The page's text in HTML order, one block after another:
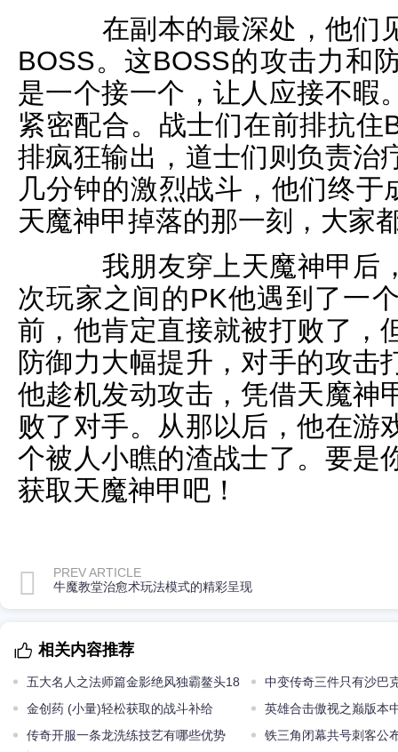
在副本的最深处，他们
BOSS。这BOSS的攻击力和
是一个接一个，让人应接不暇
紧密配合。战士们在前排抗
排疯狂输出，道士们则负责治
几分钟的激烈战斗，他们终
天魔神甲掉落的那一刻，大家
我朋友穿上天魔神甲后
次玩家之间的PK他遇到了一
前，他肯定直接就被打败了，
防御力大幅提升，对手的攻击
他趁机发动攻击，凭借天魔神
败了对手。从那以后，他在游
个被人小瞧的渣战士了。要是
获取天魔神甲吧！
PREV ARTICLE
牛魔教堂治愈术玩法模式的精彩呈现
相关内容推荐
五大名人之法师篇金影绝风独霸鳌头18
魔袍重出江湖
中变传奇三件只有沙巴
的神甲有两件意义非凡
金创药 (小量)轻松获取的战斗补给
英雄合击傲视之巅版本
么用处
传奇开服一条龙洗练技艺有哪些优势
铁三角闭幕共号刺客公